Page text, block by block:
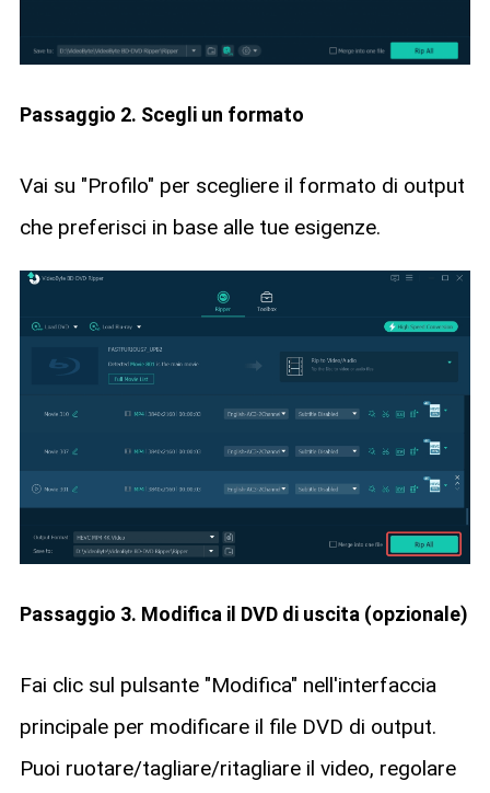
Passaggio 2. Scegli un formato
Vai su "Profilo" per scegliere il formato di output
che preferisci in base alle tue esigenze.
Passaggio 3. Modifica il DVD di uscita (opzionale)
Fai clic sul pulsante "Modifica" nell'interfaccia
principale per modificare il file DVD di output.
Puoi ruotare/tagliare/ritagliare il video, regolare